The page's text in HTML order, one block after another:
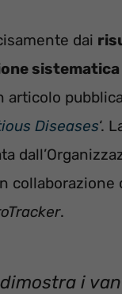
dai
articolo
Diseases‘.
collaborazione
.
dimostra i